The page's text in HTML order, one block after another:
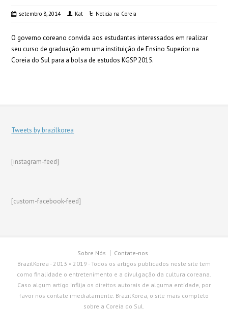
setembro 8, 2014 Kat Noticia na Coreia
O governo coreano convida aos estudantes interessados em realizar
seu curso de graduação em uma instituição de Ensino Superior na
Coreia do Sul para a bolsa de estudos KGSP 2015.
Tweets by brazilkorea
[instagram-feed]
[custom-facebook-feed]
Sobre Nós
Contate-nos
BrazilKorea - 2013 • 2019 - Todos os artigos publicados neste site tem
como finalidade o entretenimento e a divulgação da cultura coreana.
Caso algum artigo inflija os direitos autorais de alguma entidade, por
favor nos contate imediatamente. BrazilKorea, o site mais completo
sobre a Coreia do Sul.